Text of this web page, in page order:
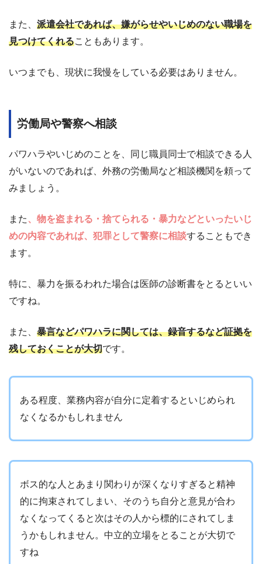
また、 派遣会社であれば、嫌がらせやいじめのない職場を
見つけてくれることもあります。
いつまでも、現状に我慢をしている必要はありません。
労働局や警察へ相談
パワハラやいじめのことを、同じ職員同士で相談できる人
がいないのであれば、外務の労働局など相談機関を頼って
みましょう。
また、物を盗まれる・捨てられる・暴力などといったいじ
めの内容であれば、犯罪として警察に相談することもでき
ます。
特に、暴力を振るわれた場合は医師の診断書をとるといい
ですね。
また、 暴言などパワハラに関しては、録音するなど証拠を
残しておくことが大切です。
ある程度、業務内容が自分に定着するといじめられ
なくなるかもしれません
ボス的な人とあまり関わりが深くなりすぎると精神
的に拘束されてしまい、そのうち自分と意見が合わ
なくなってくると次はその人から標的にされてしま
うかもしれません。中立的立場をとることが大切で
すね